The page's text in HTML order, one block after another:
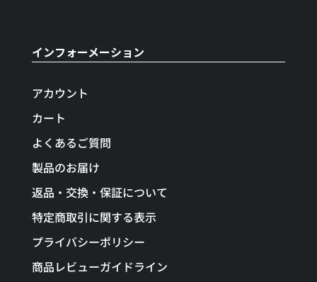
インフォーメーション
アカウント
カート
よくあるご質問
製品のお届け
返品・交換・保証について
特定商取引に関する表示
プライバシーポリシー
商品レビューガイドライン